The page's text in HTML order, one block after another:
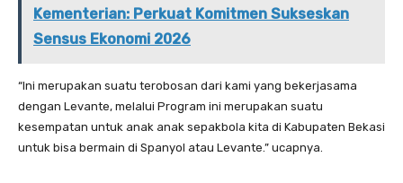
Kementerian: Perkuat Komitmen Sukseskan
Sensus Ekonomi 2026
“Ini merupakan suatu terobosan dari kami yang bekerjasama
dengan Levante, melalui Program ini merupakan suatu
kesempatan untuk anak anak sepakbola kita di Kabupaten Bekasi
untuk bisa bermain di Spanyol atau Levante.” ucapnya.